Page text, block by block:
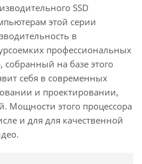
SSD
этой серии
в
профессиональных
на базе этого
себя в современных
и проектировании,
Мощности этого процессора
и для для качественной